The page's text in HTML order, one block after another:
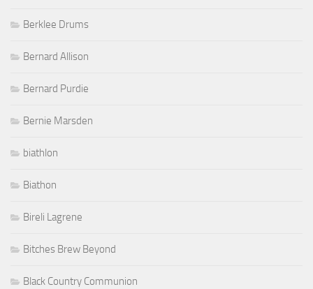
Berklee Drums
Bernard Allison
Bernard Purdie
Bernie Marsden
biathlon
Biathon
Bireli Lagrene
Bitches Brew Beyond
Black Country Communion